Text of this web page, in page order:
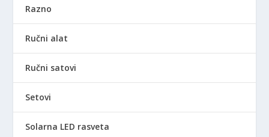
Razno
Ručni alat
Ručni satovi
Setovi
Solarna LED rasveta